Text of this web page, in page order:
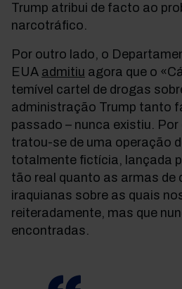
Trump atribui de facto ao
narcotráfico.
Por outro lado, o
EUA admitiu agora que o
temível cartel de drogas
administração Trump tanto
passado – nunca existiu.
tratou-se de uma operação
totalmente fictícia, lançada
tão real quanto as armas de
iraquianas sobre as quais
reiteradamente, mas que
encontradas.